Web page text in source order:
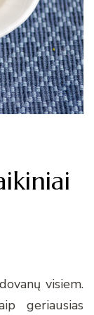
visiem.
geriausias